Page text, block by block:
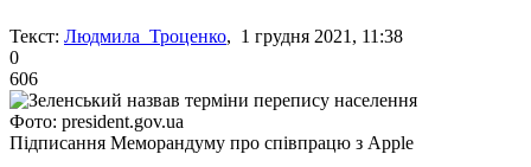
Текст: Людмила Троценко, 1 грудня 2021, 11:38
0
606
Фото: president.gov.ua
Підписання Меморандуму про співпрацю з Apple